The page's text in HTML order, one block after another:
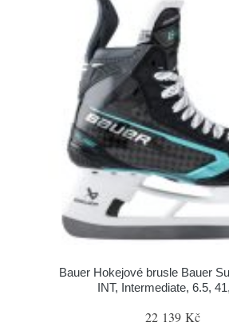
Bauer Hokejové brusle Bauer
INT, Intermediate, 6.5,
22 139 Kč